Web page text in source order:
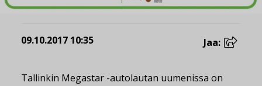
09.10.2017 10:35 Jaa:
Tallinkin Megastar -autolautan uumenissa on